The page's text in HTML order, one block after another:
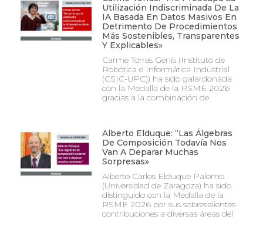
Utilización Indiscriminada De La
IA Basada En Datos Masivos En
Detrimento De Procedimientos
Más Sostenibles, Transparentes
Y Explicables»
Carme Torras Genís (Instituto de
Robótica e Informática Industrial
(CSIC-UPC)) ha sido galardonada
con la Medalla de la RSME 2026
gracias a la combinación de
Alberto Elduque: “Las Álgebras
De Composición Todavía Nos
Van A Deparar Muchas
Sorpresas»
Alberto Carlos Elduque Palomo
(Universidad de Zaragoza) ha sido
distinguido con la Medalla de la
RSME 2026 por sus sobresalientes
contribuciones a diversas áreas del